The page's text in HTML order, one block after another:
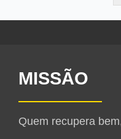
MISSÃO
Quem recupera